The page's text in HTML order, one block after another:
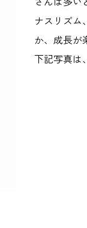
ナスリズム
か、成長が
下記写真は